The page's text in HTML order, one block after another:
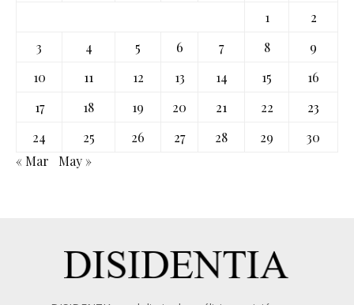
1
2
3
4 5 6 7 8
9
10
11 12 13 14 15
16
17
18 19 20 21 22
23
24
25 26 27 28 29
30
« Mar
May »